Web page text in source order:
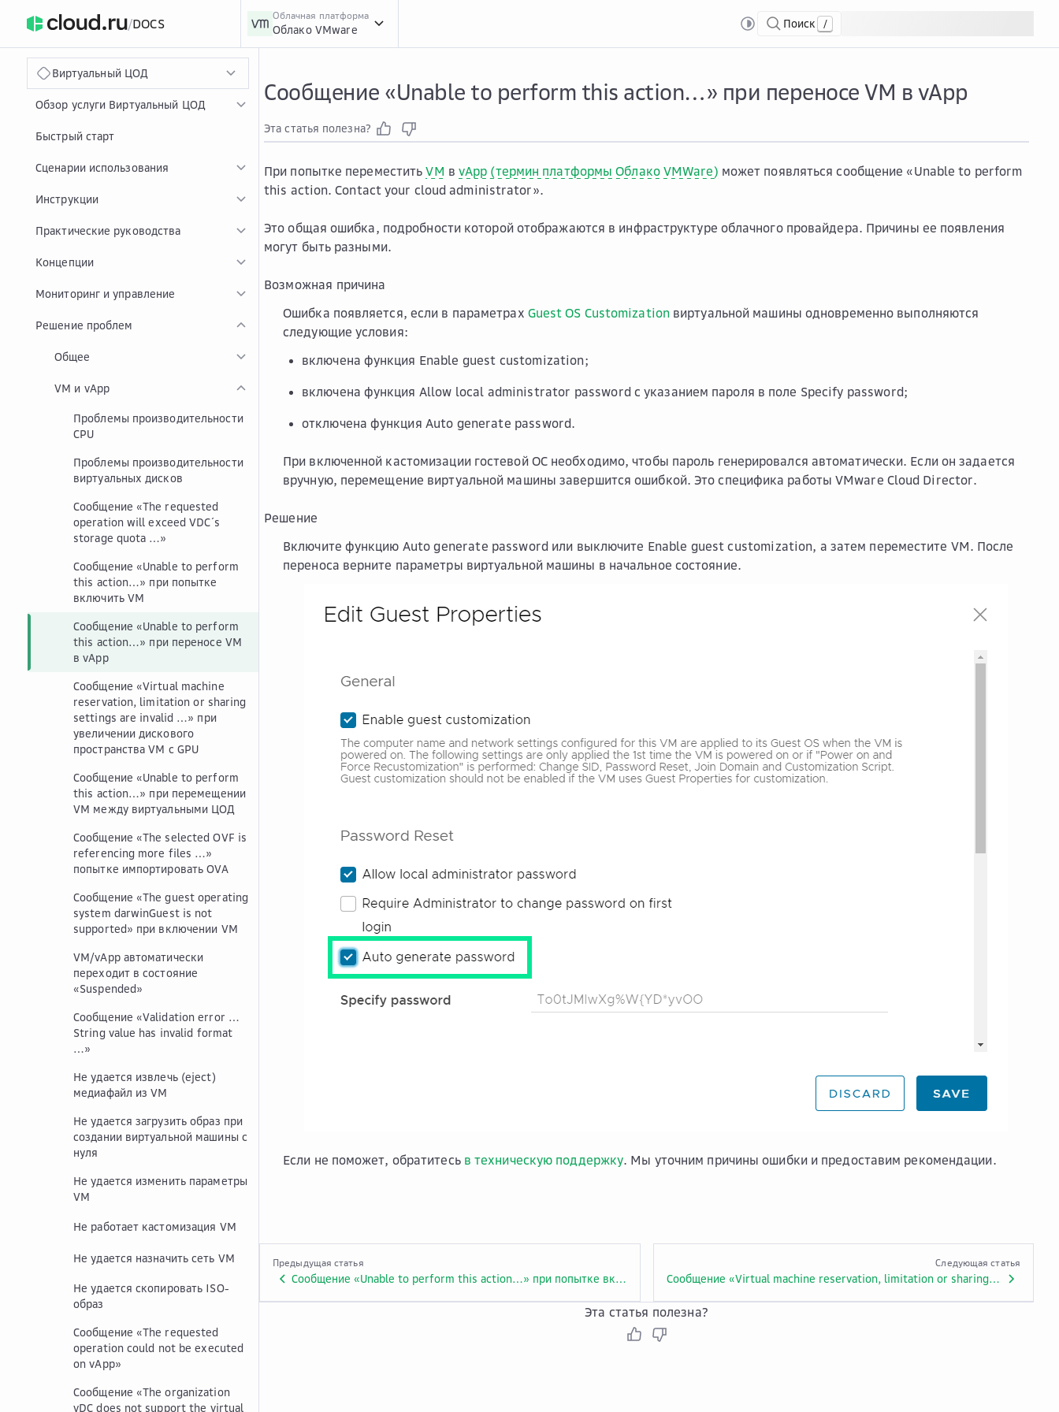
/DOCS
Облачная платформа
Облако VMware Поиск /
Виртуальный ЦОД
Обзор услуги Виртуальный ЦОД
Быстрый старт
Сценарии использования
Инструкции
Практические руководства
Концепции
Мониторинг и управление
Решение проблем
Общее
VM и vApp
Проблемы производительности
CPU
Проблемы производительности
виртуальных дисков
Сообщение «The requested
operation will exceed VDC´s
storage quota …»
Сообщение «Unable to perform
this action…» при попытке
включить VM
Сообщение «Unable to perform
this action…» при переносе VM
в vApp
Сообщение «Virtual machine
reservation, limitation or sharing
settings are invalid …» при
увеличении дискового
пространства VM с GPU
Сообщение «Unable to perform
this action…» при перемещении
VM между виртуальными ЦОД
Сообщение «The selected OVF is
referencing more files …»
попытке импортировать OVA
Сообщение «The guest operating
system darwinGuest is not
supported» при включении VM
VM/vApp автоматически
переходит в состояние
«Suspended»
Сообщение «Validation error …
String value has invalid format
…»
Не удается извлечь (eject)
медиафайл из VM
Не удается загрузить образ при
создании виртуальной машины с
нуля
Не удается изменить параметры
VM
Не работает кастомизация VM
Не удается назначить сеть VM
Не удается скопировать ISO-
образ
Сообщение «The requested
operation could not be executed
on vApp»
Сообщение «The organization
vDC does not support the virtual
Сообщение «Unable to perform this action…» при переносе VM в vApp
Эта статья полезна?
При попытке переместитьVM в vApp (термин платформы Облако VMWare) может появляться сообщение «Unable to perform
this action. Contact your cloud administrator».
Это общая ошибка, подробности которой отображаются в инфраструктуре облачного провайдера. Причины ее появления
могут быть разными.
Возможная причина
Ошибка появляется, если в параметрах Guest OS Customizationвиртуальной машины одновременно выполняются
следующие условия:
включена функция Enable guest customization;
включена функция Allow local administrator passwordс указанием пароля в поле Specify password;
отключена функция Auto generate password.
При включенной кастомизации гостевой ОС необходимо, чтобы пароль генерировался автоматически. Если он задается
вручную, перемещение виртуальной машины завершится ошибкой. Это специфика работы VMware Cloud Director.
Решение
Включите функцию Auto generate password или выключите Enable guest customization, а затем переместите VM. После
переноса верните параметры виртуальной машины в начальное состояние.
Если не поможет, обратитесь в техническую поддержку. Мы уточним причины ошибки и предоставим рекомендации.
Предыдущая статья
Сообщение «Unable to perform this action…» при попытке включить VM
Следующая статья
Сообщение «Virtual machine reservation, limitation or sharing settings are invalid …» при увеличении дискового пространства VM с GPU
Эта статья полезна?